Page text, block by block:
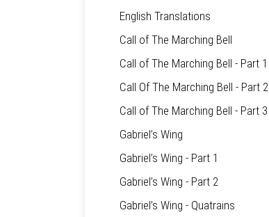
English Translations
Call of The Marching Bell
Call of The Marching Bell - Part 1
Call Of The Marching Bell - Part 2
Call of The Marching Bell - Part 3
Gabriel’s Wing
Gabriel’s Wing - Part 1
Gabriel’s Wing - Part 2
Gabriel’s Wing - Quatrains